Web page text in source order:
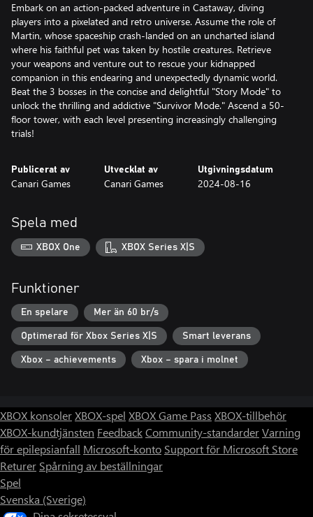
Embark on an action-packed adventure in Castaway, diving
players into a pixelated and retro universe. Assume the role of
Martin, whose spaceship crash-landed on an uncharted island
where his faithful pet was taken by hostile creatures. Retrieve
your weapons and venture out to rescue your kidnapped
companion in this endearing and unexpectedly dynamic world.
Beat the 3 bosses in the concise and delightful "Story Mode" to
unlock the thrilling and addictive "Survivor Mode." Ascend a 50-
floor tower, with each level presenting increasingly challenging
trials!
Publicerat av
Canari Games
Utvecklat av
Canari Games
Utgivningsdatum
2024-08-16
Spela med
XBOX One XBOX Series X|S
Funktioner
En spelare Mer än 60 br/s
Optimerad för Xbox Series X|S Smart leverans
Xbox – achievements Xbox – spara i molnet
XBOX konsolerXBOX-spel XBOX Game Pass XBOX-tillbehör
XBOX-kundtjänsten FeedbackCommunity-standarderVarning
för epilepsianfall Microsoft-konto Support för Microsoft Store
Returer Spårning av beställningar
Spel
Svenska (Sverige)